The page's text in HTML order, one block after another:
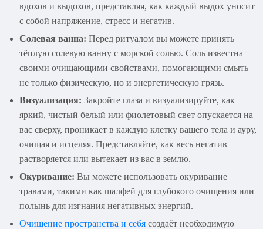
вдохов и выдохов, представляя, как каждый выдох уносит
с собой напряжение, стресс и негатив.
Солевая ванна: Перед ритуалом вы можете принять
тёплую солевую ванну с морской солью. Соль известна
своими очищающими свойствами, помогающими смыть
не только физическую, но и энергетическую грязь.
Визуализация: Закройте глаза и визуализируйте, как
яркий, чистый белый или фиолетовый свет опускается на
вас сверху, проникает в каждую клетку вашего тела и ауру,
очищая и исцеляя. Представляйте, как весь негатив
растворяется или вытекает из вас в землю.
Окуривание: Вы можете использовать окуривание
травами, такими как шалфей для глубокого очищения или
полынь для изгнания негативных энергий.
Очищение пространства и себя создаёт необходимую